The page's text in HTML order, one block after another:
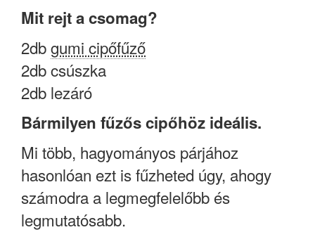
Mit rejt a csomag?
2dbgumi cipőfűző
2db csúszka
2db lezáró
Bármilyen fűzős cipőhöz ideális.
Mi több, hagyományos párjához
hasonlóan ezt is fűzheted úgy, ahogy
számodra a legmegfelelőbb és
legmutatósabb.